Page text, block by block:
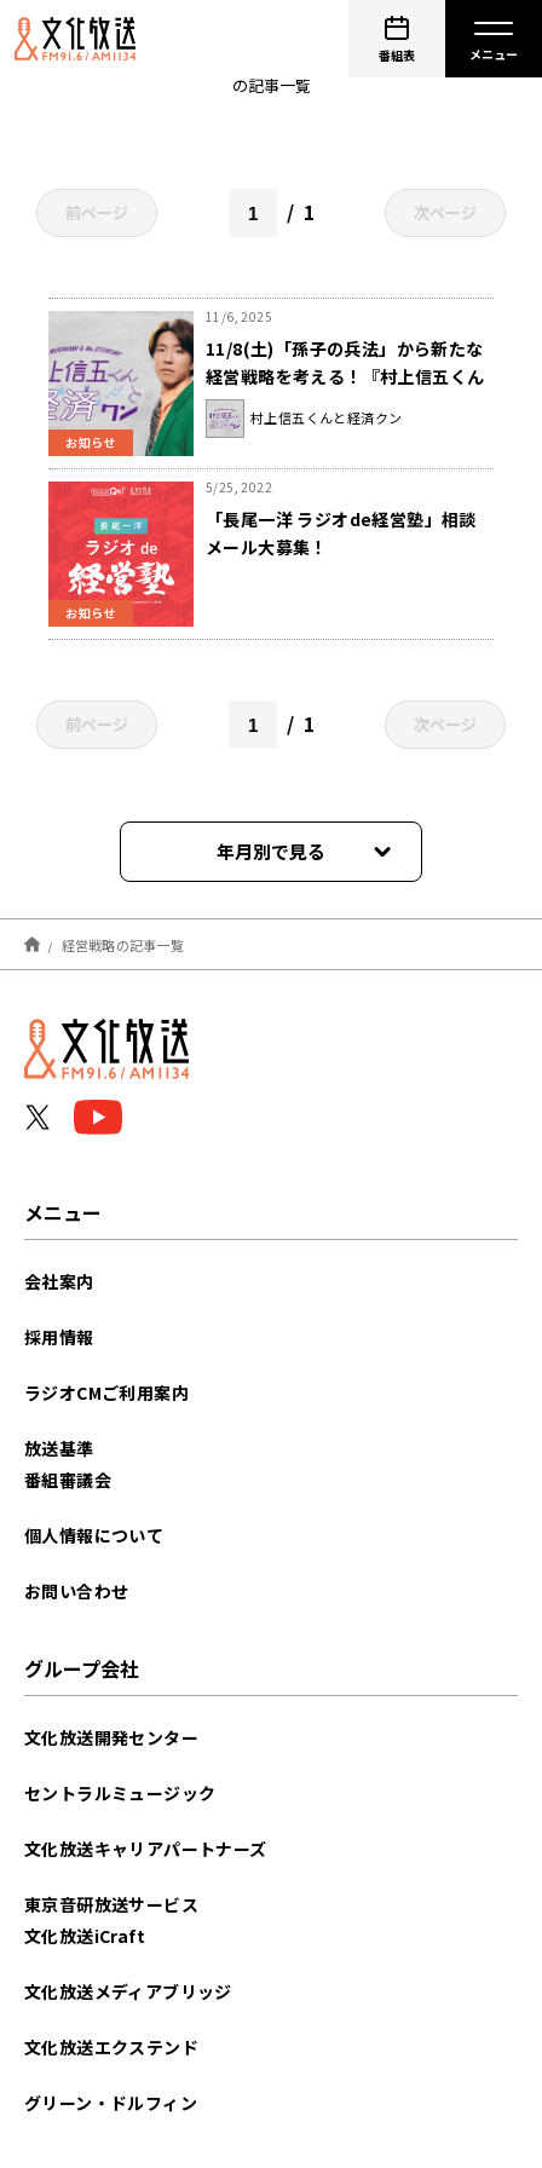
番組表
の記事一覧
前ページ 1 次ページ
お知らせ
11/6, 2025
11/8(土)「孫子の兵法」から新たな
経営戦略を考える！『村上信五くん
と経済クン』
村上信五くんと経済クン
お知らせ
5/25, 2022
「長尾一洋 ラジオde経営塾」相談
メール大募集！
前ページ 1 次ページ
年月別で見る
2025年11月
2022年05月
経営戦略の記事一覧
メニュー
会社案内
採用情報
ラジオCMご利用案内
放送基準
番組審議会
個人情報について
お問い合わせ
グループ会社
文化放送開発センター
セントラルミュージック
文化放送キャリアパートナーズ
東京音研放送サービス
文化放送iCraft
文化放送メディアブリッジ
文化放送エクステンド
グリーン・ドルフィン